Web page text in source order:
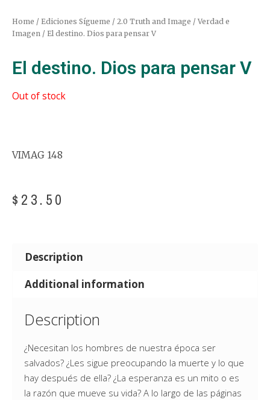
Home / Ediciones Sígueme / 2.0 Truth and Image / Verdad e
Imagen / El destino. Dios para pensar V
El destino. Dios para pensar V
Out of stock
VIMAG 148
$ 23.50
Description
Additional information
Description
¿Necesitan los hombres de nuestra época ser
salvados? ¿Les sigue preocupando la muerte y lo que
hay después de ella? ¿La esperanza es un mito o es
la razón que mueve su vida? A lo largo de las páginas